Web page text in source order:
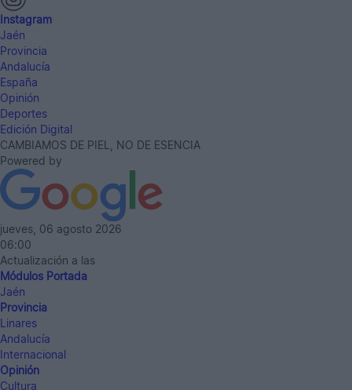
Instagram
Jaén
Provincia
Andalucía
España
Opinión
Deportes
Edición Digital
CAMBIAMOS DE PIEL, NO DE ESENCIA
Powered by
jueves, 06 agosto 2026
06:00
Actualización a las
Módulos Portada
Jaén
Provincia
Linares
Andalucía
Internacional
Opinión
Cultura